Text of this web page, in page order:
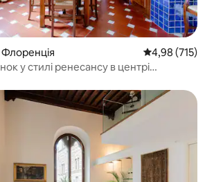
Флоренція Середня
4,98 (715)
у стилі ренесансу в центрі